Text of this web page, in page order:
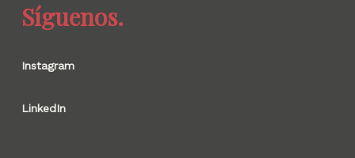
Síguenos.
Instagram
LinkedIn